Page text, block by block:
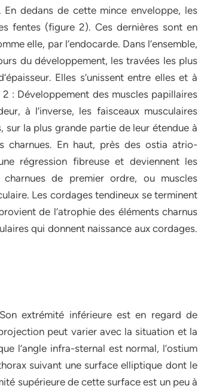
dedans de cette mince enveloppe, les
fentes (figure 2). Ces dernières sont en
elle, par l’endocarde. Dans l’ensemble,
du développement, les travées les plus
Elles s’unissent entre elles et à
: Développement des muscles papillaires
à l’inverse, les faisceaux musculaires
sur la plus grande partie de leur étendue à
En haut, près des ostia atrio-
régression fibreuse et deviennent les
de premier ordre, ou muscles
Les cordages tendineux se terminent
de l’atrophie des éléments charnus
qui donnent naissance aux cordages.
extrémité inférieure est en regard de
peut varier avec la situation et la
l’angle infra-sternal est normal, l’ostium
suivant une surface elliptique dont le
supérieure de cette surface est un peu à